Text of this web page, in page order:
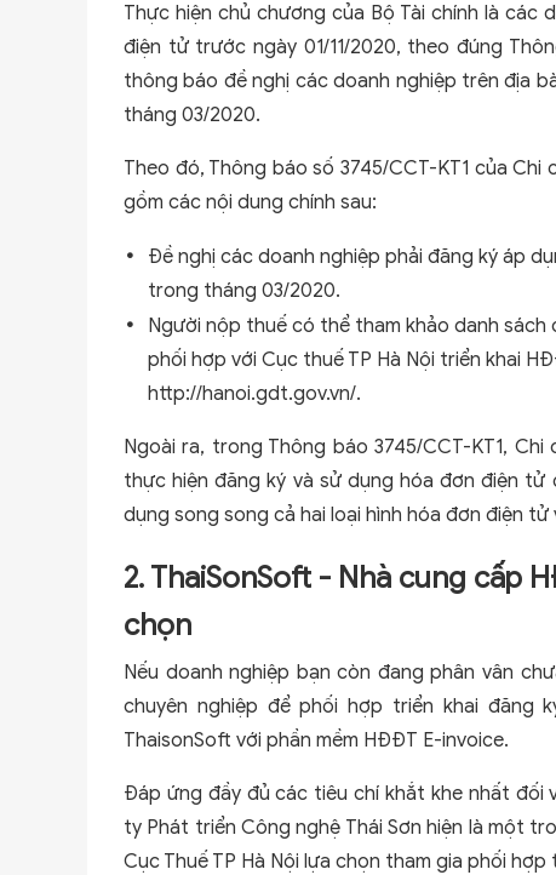
Thực hiện chủ chương của Bộ Tài chính là
điện tử trước ngày 01/11/2020, theo đúng
thông báo đề nghị các doanh nghiệp trên địa
tháng 03/2020.
Theo đó, Thông báo số 3745/CCT-KT1 của
gồm các nội dung chính sau:
Đề nghị các doanh nghiệp phải đăng ký áp
trong tháng 03/2020.
Người nộp thuế có thể tham khảo danh
phối hợp với Cục thuế TP Hà Nội triển khai
http://hanoi.gdt.gov.vn/.
Ngoài ra, trong Thông báo 3745/CCT-KT1,
thực hiện đăng ký và sử dụng hóa đơn điện tử
dụng song song cả hai loại hình hóa đơn điện tử
2. ThaiSonSoft - Nhà cung cấp
chọn
Nếu doanh nghiệp bạn còn đang phân vân
chuyên nghiệp để phối hợp triển khai
ThaisonSoft với phần mềm HĐĐT E-invoice.
Đáp ứng đầy đủ các tiêu chí khắt khe nhất đối
ty Phát triển Công nghệ Thái Sơn hiện là một
Cục Thuế TP Hà Nội lựa chọn tham gia phối